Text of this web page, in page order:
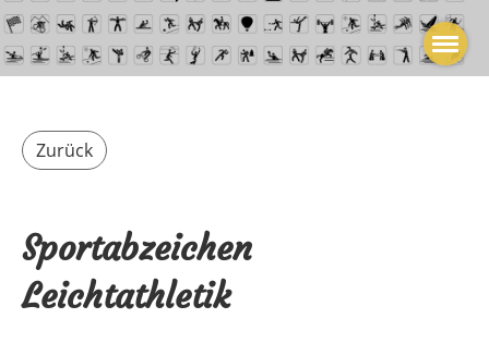
Zurück
Sportabzeichen
Leichtathletik